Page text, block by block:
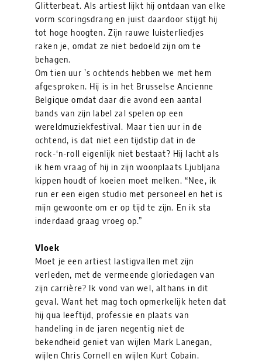
Glitterbeat. Als artiest lijkt hij ontdaan van elke
vorm scoringsdrang en juist daardoor stijgt hij
tot hoge hoogten. Zijn rauwe luisterliedjes
raken je, omdat ze niet bedoeld zijn om te
behagen.
Om tien uur ’s ochtends hebben we met hem
afgesproken. Hij is in het Brusselse Ancienne
Belgique omdat daar die avond een aantal
bands van zijn label zal spelen op een
wereldmuziekfestival. Maar tien uur in de
ochtend, is dat niet een tijdstip dat in de
rock-‘n-roll eigenlijk niet bestaat? Hij lacht als
ik hem vraag of hij in zijn woonplaats Ljubljana
kippen houdt of koeien moet melken. “Nee, ik
run er een eigen studio met personeel en het is
mijn gewoonte om er op tijd te zijn. En ik sta
inderdaad graag vroeg op.”
Vloek
Moet je een artiest lastigvallen met zijn
verleden, met de vermeende gloriedagen van
zijn carrière? Ik vond van wel, althans in dit
geval. Want het mag toch opmerkelijk heten dat
hij qua leeftijd, professie en plaats van
handeling in de jaren negentig niet de
bekendheid geniet van wijlen Mark Lanegan,
wijlen Chris Cornell en wijlen Kurt Cobain.